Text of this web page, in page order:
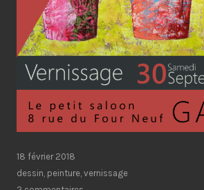
18 février 2018
dessin peinture vernissage